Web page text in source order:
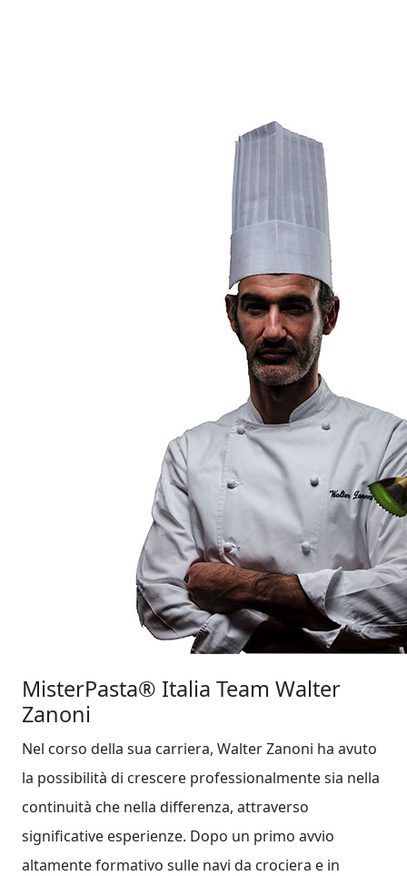
MisterPasta® Italia Team Walter
Zanoni
Nel corso della sua carriera, Walter Zanoni ha avuto
la possibilità di crescere professionalmente sia nella
continuità che nella differenza, attraverso
significative esperienze. Dopo un primo avvio
altamente formativo sulle navi da crociera e in